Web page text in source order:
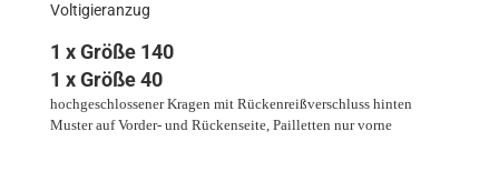
Voltigieranzug
1 x Größe 140
1 x Größe 40
hochgeschlossener Kragen mit Rückenreißverschluss hinten
Muster auf Vorder- und Rückenseite, Pailletten nur vorne